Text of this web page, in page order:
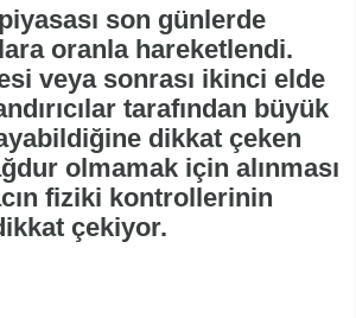
son günlerde
oranla hareketlendi.
veya sonrası ikinci elde
tarafından büyük
dikkat çeken
olmamak için alınması
fiziki kontrollerinin
çekiyor.